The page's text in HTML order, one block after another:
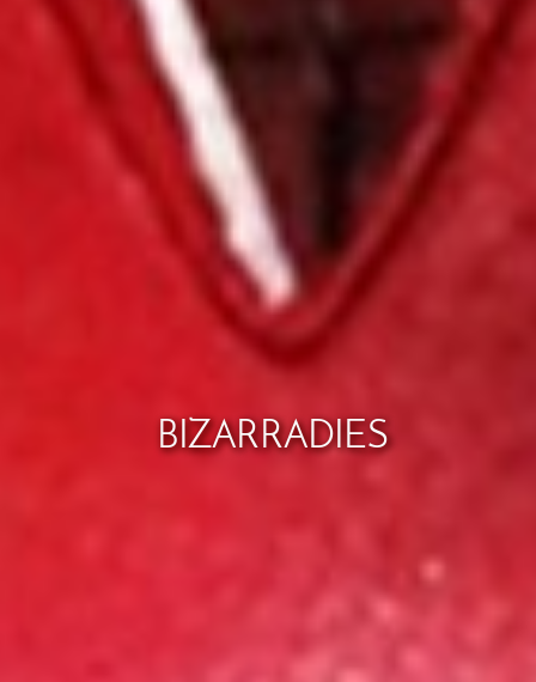
BIZARRADIES